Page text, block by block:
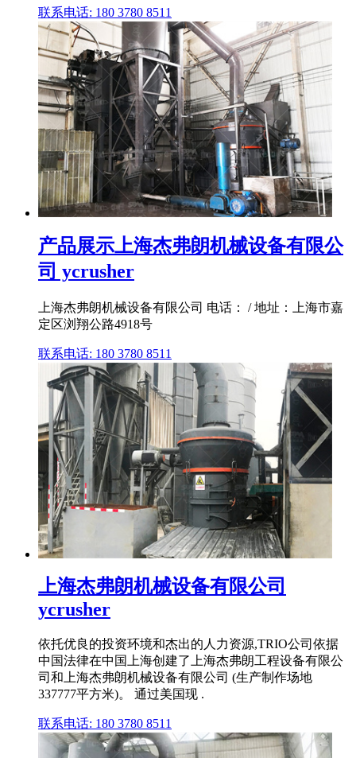
联系电话: 180 3780 8511
产品展示上海杰弗朗机械设备有限公
司 ycrusher
上海杰弗朗机械设备有限公司 电话： / 地址：上海市嘉
定区浏翔公路4918号
联系电话: 180 3780 8511
上海杰弗朗机械设备有限公司
ycrusher
依托优良的投资环境和杰出的人力资源,TRIO公司依据
中国法律在中国上海创建了上海杰弗朗工程设备有限公
司和上海杰弗朗机械设备有限公司 (生产制作场地
337777平方米)。 通过美国现 .
联系电话: 180 3780 8511